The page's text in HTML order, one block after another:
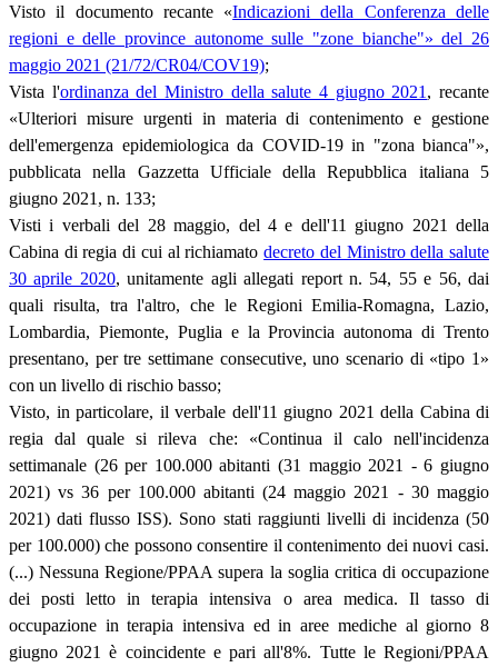
Visto il documento recante «Indicazioni della Conferenza delle
regioni e delle province autonome sulle "zone bianche"» del 26
maggio 2021 (21/72/CR04/COV19);
Vista l'ordinanza del Ministro della salute 4 giugno 2021 , recante
«Ulteriori misure urgenti in materia di contenimento e gestione
dell'emergenza epidemiologica da COVID-19 in "zona bianca"»,
pubblicata nella Gazzetta Ufficiale della Repubblica italiana 5
giugno 2021, n. 133;
Visti i verbali del 28 maggio, del 4 e dell'11 giugno 2021 della
Cabina di regia di cui al richiamatodecreto del Ministro della salute
30 aprile 2020, unitamente agli allegati report n. 54, 55 e 56, dai
quali risulta, tra l'altro, che le Regioni Emilia-Romagna, Lazio,
Lombardia, Piemonte, Puglia e la Provincia autonoma di Trento
presentano, per tre settimane consecutive, uno scenario di «tipo 1»
con un livello di rischio basso;
Visto, in particolare, il verbale dell'11 giugno 2021 della Cabina di
regia dal quale si rileva che: «Continua il calo nell'incidenza
settimanale (26 per 100.000 abitanti (31 maggio 2021 - 6 giugno
2021) vs 36 per 100.000 abitanti (24 maggio 2021 - 30 maggio
2021) dati flusso ISS). Sono stati raggiunti livelli di incidenza (50
per 100.000) che possono consentire il contenimento dei nuovi casi.
(...) Nessuna Regione/PPAA supera la soglia critica di occupazione
dei posti letto in terapia intensiva o area medica. Il tasso di
occupazione in terapia intensiva ed in aree mediche al giorno 8
giugno 2021 è coincidente e pari all'8%. Tutte le Regioni/PPAA